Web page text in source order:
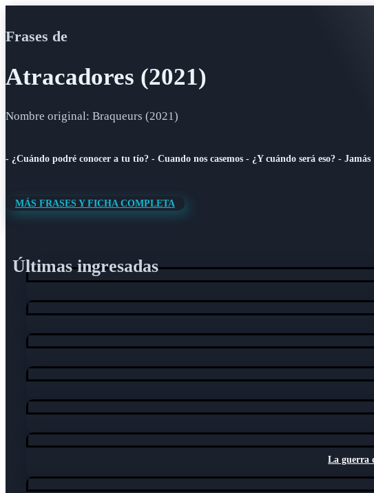
Frases de
Atracadores (2021)
Nombre original: Braqueurs (2021)
- ¿Cuándo podré conocer a tu tío? - Cuando nos casemos - ¿Y cuándo será eso? - Jamás
MÁS FRASES Y FICHA COMPLETA
Últimas ingresadas
La guerra